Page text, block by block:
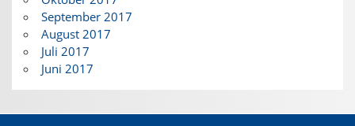
September 2017
August 2017
Juli 2017
Juni 2017